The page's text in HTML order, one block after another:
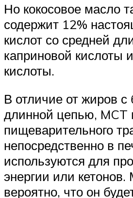
Но кокосовое масло
содержит 12%
кислот со средней
каприновой кислоты
кислоты.
В отличие от жиров с
длинной цепью, MCT
пищеварительного
непосредственно в
используются для
энергии или
вероятно, что он